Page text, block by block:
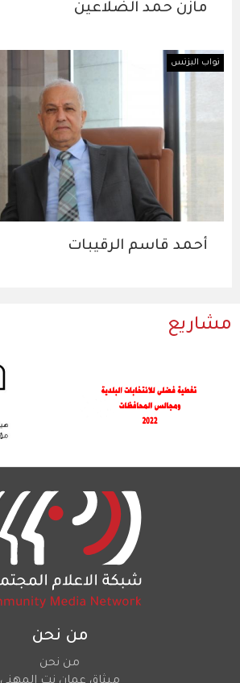
مازن حمد الضلاعين
نواب البزنس
أحمد قاسم الرقيبات
مشاريع
من نحن
من نحن